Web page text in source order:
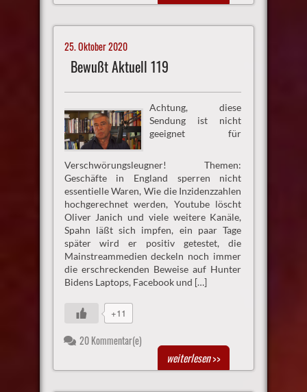
25. Oktober 2020
Bewußt Aktuell 119
Achtung, diese
Sendung ist nicht
geeignet für
Verschwörungsleugner! Themen:
Geschäfte in England sperren nicht
essentielle Waren, Wie die Inzidenzzahlen
hochgerechnet werden, Youtube löscht
Oliver Janich und viele weitere Kanäle,
Spahn läßt sich impfen, ein paar Tage
später wird er positiv getestet, die
Mainstreammedien deckeln noch immer
die erschreckenden Beweise auf Hunter
Bidens Laptops, Facebook und […]
+11
20 Kommentar(e)
weiterlesen>>